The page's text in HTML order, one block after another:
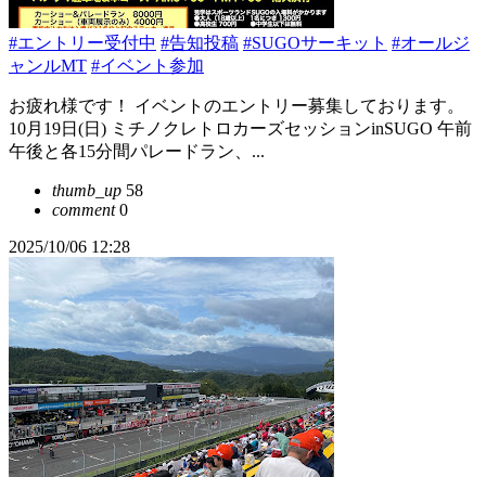
#エントリー受付中 #告知投稿 #SUGOサーキット #オールジ
ャンルMT #イベント参加
お疲れ様です！ イベントのエントリー募集しております。
10月19日(日) ミチノクレトロカーズセッションinSUGO 午前
午後と各15分間パレードラン、...
thumb_up 58
comment0
2025/10/06 12:28